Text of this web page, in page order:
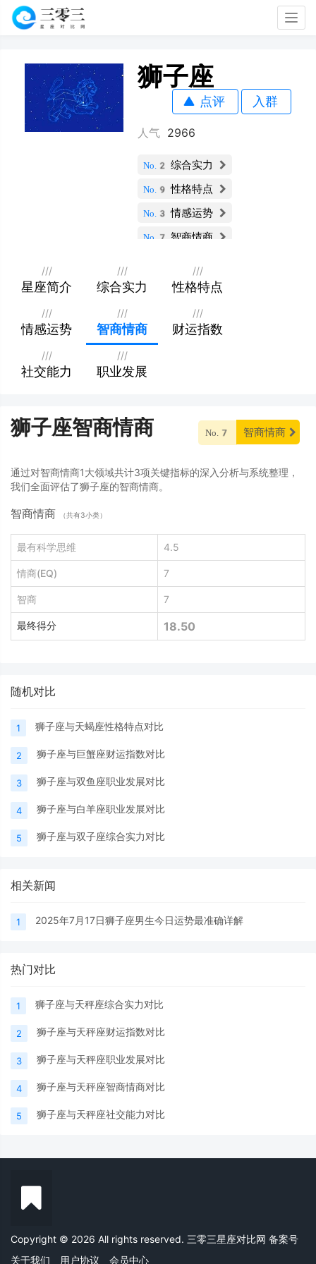
狮子座
点评 入群
人气 2966
No.2 综合实力
No.9 性格特点
No.3 情感运势
No.7 智商情商
No.3 社交能力
职业发展
///
星座简介
///
综合实力
///
性格特点
///
情感运势
///
智商情商
///
财运指数
///
社交能力
///
职业发展
狮子座智商情商 No.7 智商情商
通过对智商情商1大领域共计3项关键指标的深入分析与系统整理，
我们全面评估了狮子座的智商情商。
智商情商 （共有3小类）
最有科学思维 4.5
情商(EQ) 7
智商 7
最终得分 18.50
随机对比
1 狮子座与天蝎座性格特点对比
2 狮子座与巨蟹座财运指数对比
3 狮子座与双鱼座职业发展对比
4 狮子座与白羊座职业发展对比
5 狮子座与双子座综合实力对比
相关新闻
1 2025年7月17日狮子座男生今日运势最准确详解
热门对比
1 狮子座与天秤座综合实力对比
2 狮子座与天秤座财运指数对比
3 狮子座与天秤座职业发展对比
4 狮子座与天秤座智商情商对比
5 狮子座与天秤座社交能力对比
Copyright © 2026 All rights reserved. 三零三星座对比网 备案号
关于我们
用户协议 会员中心